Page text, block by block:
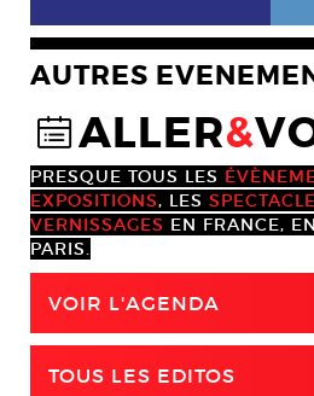
AUTRES
@ALLER&
PRESQUE TOUS LES
EXPOSITIONS, LES
VERNISSAGES EN FRANCE,
PARIS.
VOIR L'AGENDA
TOUS LES EDITOS